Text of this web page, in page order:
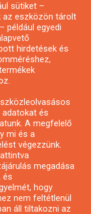
sütiket –
az eszközön tárolt
például egyedi
hirdetések és
és
A megfelelő
mi és a
végezzünk.
megadása
és
hogy
nem feltétlenül
áll tiltakozni az